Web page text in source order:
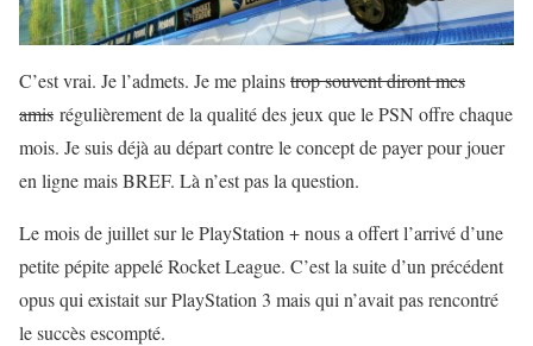
C’est vrai. Je l’admets. Je me plainstrop souvent diront mes
amis régulièrement de la qualité des jeux que le PSN offre chaque
mois. Je suis déjà au départ contre le concept de payer pour jouer
en ligne mais BREF. Là n’est pas la question.
Le mois de juillet sur le PlayStation + nous a offert l’arrivé d’une
petite pépite appelé Rocket League. C’est la suite d’un précédent
opus qui existait sur PlayStation 3 mais qui n’avait pas rencontré
le succès escompté.